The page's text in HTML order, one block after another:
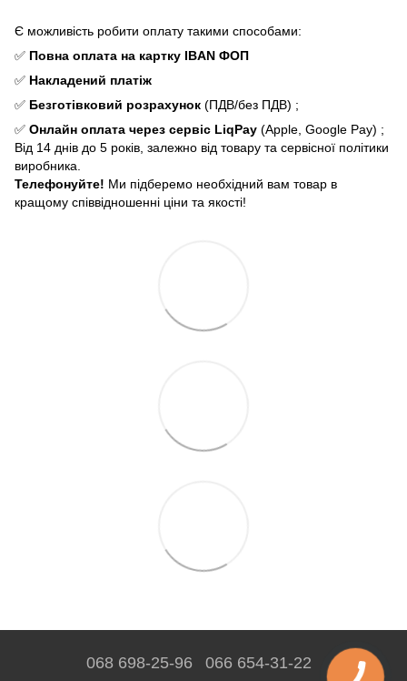
Є можливість робити оплату такими способами:
✅ Повна оплата на картку IBAN ФОП
✅ Накладений платіж
✅ Безготівковий розрахунок (ПДВ/без ПДВ) ;
✅ Онлайн оплата через сервіс LiqPay (Apple, Google Pay) ;
Від 14 днів до 5 років, залежно від товару та сервісної політики
виробника.
Телефонуйте! Ми підберемо необхідний вам товар в
кращому співвідношенні ціни та якості!
068 698-25-96 066 654-31-22